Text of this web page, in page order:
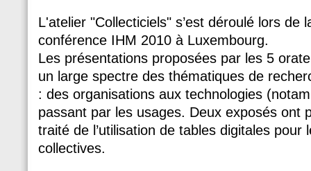
L'atelier "Collecticiels" s’est déroulé lors de
conférence IHM 2010 à Luxembourg.
Les présentations proposées par les 5
un large spectre des thématiques de
: des organisations aux technologies
passant par les usages. Deux exposés ont
traité de l’utilisation de tables digitales pour
collectives.